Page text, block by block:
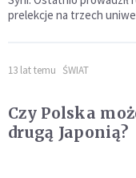
prelekcje na trzech
13 lat temu ŚWIAT
Czy Polska
drugą Japonią?